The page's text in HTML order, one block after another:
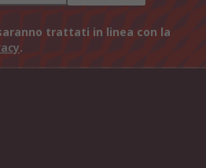
trattati in linea con la
.